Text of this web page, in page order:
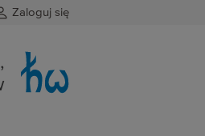
Zaloguj się